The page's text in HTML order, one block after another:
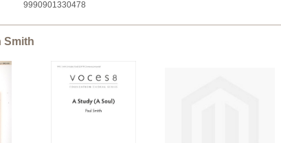
9990901330478
Smith